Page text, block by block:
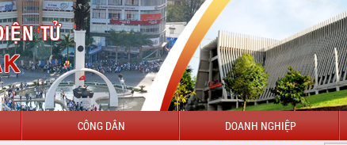
CÔNG DÂN DOANH NGHIỆP